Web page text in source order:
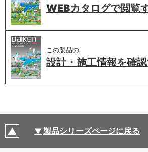
WEBカタログで閲覧
この製品の
設計・施工情報を確
製品シリーズページに戻る